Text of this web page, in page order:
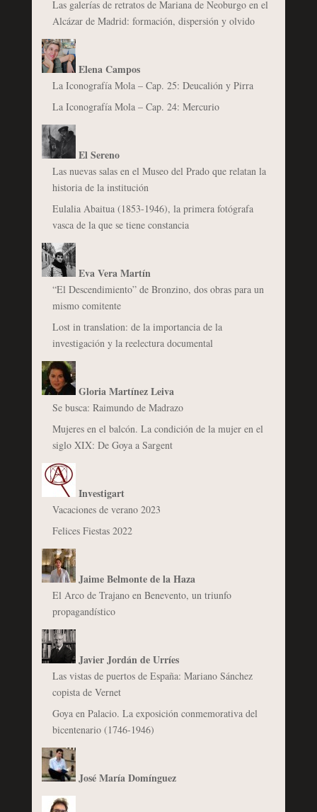
Las galerías de retratos de Mariana de Neoburgo en el
Alcázar de Madrid: formación, dispersión y olvido
Elena Campos
La Iconografía Mola – Cap. 25: Deucalión y Pirra
La Iconografía Mola – Cap. 24: Mercurio
El Sereno
Las nuevas salas en el Museo del Prado que relatan la
historia de la institución
Eulalia Abaitua (1853-1946), la primera fotógrafa
vasca de la que se tiene constancia
Eva Vera Martín
“El Descendimiento” de Bronzino, dos obras para un
mismo comitente
Lost in translation: de la importancia de la
investigación y la reelectura documental
Gloria Martínez Leiva
Se busca: Raimundo de Madrazo
Mujeres en el balcón. La condición de la mujer en el
siglo XIX: De Goya a Sargent
Investigart
Vacaciones de verano 2023
Felices Fiestas 2022
Jaime Belmonte de la Haza
El Arco de Trajano en Benevento, un triunfo
propagandístico
Javier Jordán de Urríes
Las vistas de puertos de España: Mariano Sánchez
copista de Vernet
Goya en Palacio. La exposición conmemorativa del
bicentenario (1746-1946)
José María Domínguez